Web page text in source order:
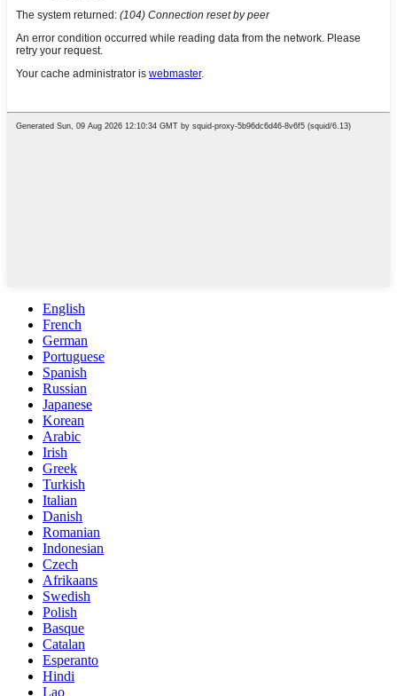
English
French
German
Portuguese
Spanish
Russian
Japanese
Korean
Arabic
Irish
Greek
Turkish
Italian
Danish
Romanian
Indonesian
Czech
Afrikaans
Swedish
Polish
Basque
Catalan
Esperanto
Hindi
Lao